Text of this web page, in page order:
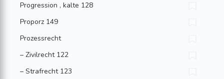
Progression , kalte 128
Proporz 149
Prozessrecht
– Zivilrecht 122
– Strafrecht 123